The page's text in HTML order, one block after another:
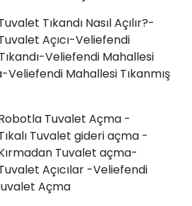
Tıkandı Nasıl Açılır?-
Açıcı-Veliefendi
Veliefendi Mahallesi
Veliefendi Mahallesi Tıkanmış
Tuvalet Açma -
Tuvalet gideri açma -
Tuvalet açma-
Açıcılar -Veliefendi
Açma